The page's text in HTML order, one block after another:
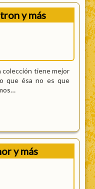
y más
colección tiene mejor
que ésa no es que
y más